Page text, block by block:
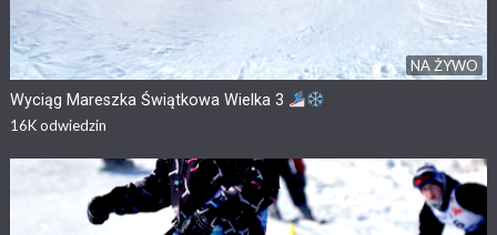
NA ŻYWO
Wyciąg Mareszka Świątkowa Wielka 3
16Kodwiedzin